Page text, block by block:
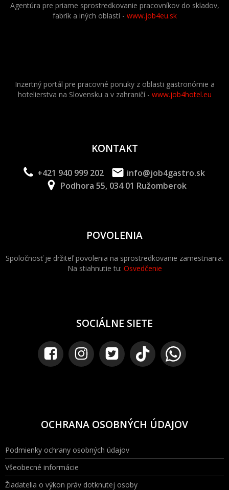
Agentúra pre priame sprostredkovanie pracovníkov do skladov,
fabrík a iných oblastí - www.job4eu.sk
Inzertný portál pre pracovné ponuky z oblasti gastronómie a
hotelierstva na Slovensku a v zahraničí - www.job4hotel.eu
KONTAKT
+421 940 999 202
info@job4gastro.sk
Podhora 55, 034 01 Ružomberok
POVOLENIA
Spoločnosť je držiteľ povolenia na sprostredkovanie zamestnania.
Na stiahnutie tu: Osvedčenie
SOCIÁLNE SIETE
OCHRANA OSOBNÝCH ÚDAJOV
Podmienky ochrany osobných údajov
Všeobecné informácie
Žiadatelia o výkon práv dotknutej osoby